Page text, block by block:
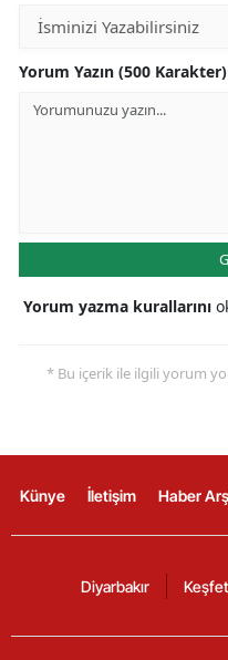
Yorum Yazın (500 Karakter)
Yorum yazma kurallarını
* Bu içerik ile ilgili yorum
Künye İletişim Haber
Diyarbakır Keşfet